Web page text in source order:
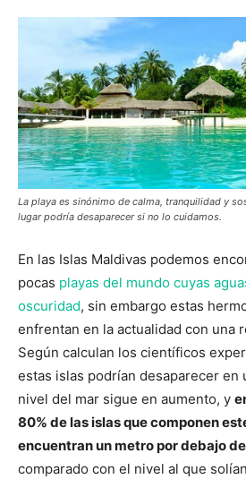
La playa es sinónimo de calma, tranquilidad y
lugar podría desaparecer si no lo cuidamos.
En las Islas Maldivas podemos
pocas playas del mundo cuyas
oscuridad, sin embargo estas
enfrentan en la actualidad con una
Según calculan los científicos
estas islas podrían desaparecer en
nivel del mar sigue en aumento, y
80% de las islas que componen
encuentran un metro por debajo
comparado con el nivel al que